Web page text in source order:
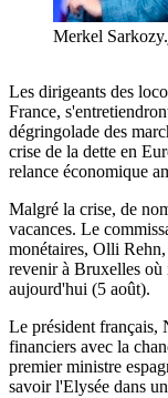
Merkel
Les dirigeants des
France,
dégringolade des
crise de la dette en
relance économique
Malgré la crise, de
vacances. Le
monétaires, Olli
revenir à Bruxelles où
aujourd'hui (5 août).
Le président français,
financiers avec la
premier ministre
savoir l'Elysée dans